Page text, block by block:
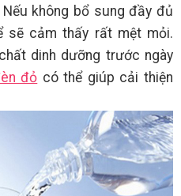
không bổ sung đầy đủ
sẽ cảm thấy rất mệt mỏi.
dinh dưỡng trước ngày
đỏ có thể giúp cải thiện